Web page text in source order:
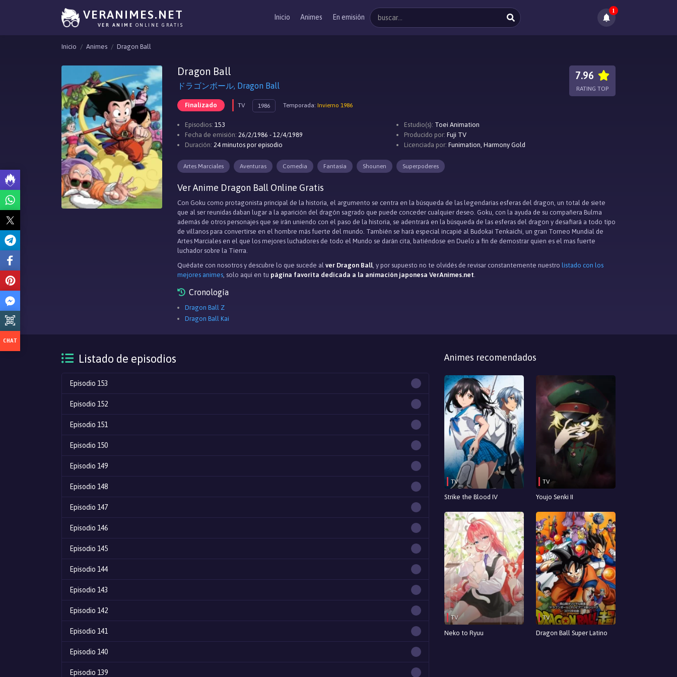
VERANIMES.NET
VER ANIME ONLINE GRATIS
Inicio Animes En emisión
1
Inicio Animes Dragon Ball
Dragon Ball
ドラゴンボール, Dragon Ball
Finalizado TV 1986 Temporada: Invierno 1986
7.96
RATING TOP
Episodios: 153
Fecha de emisión: 26/2/1986 - 12/4/1989
Duración: 24 minutos por episodio
Estudio(s): Toei Animation
Producido por: Fuji TV
Licenciada por: Funimation, Harmony Gold
Artes Marciales Aventuras Comedia Fantasía Shounen Superpoderes
Ver Anime Dragon Ball Online Gratis
Con Goku como protagonista principal de la historia, el argumento se centra en la búsqueda de las legendarias esferas del dragon, un total de siete
que al ser reunidas daban lugar a la aparición del dragón sagrado que puede conceder cualquier deseo. Goku, con la ayuda de su compañera Bulma
además de otros personajes que se irán uniendo con el paso de la historia, se adentrará en la búsqueda de las esferas del dragon y desafiará a todo tipo
de villanos para convertirse en el hombre más fuerte del mundo. También se hará especial incapié al Budokai Tenkaichi, un gran Torneo Mundial de
Artes Marciales en el que los mejores luchadores de todo el Mundo se darán cita, batiéndose en Duelo a fin de demostrar quien es el mas fuerte
luchador sobre la Tierra.
Quédate con nosotros y descubre lo que sucede al ver Dragon Ball, y por supuesto no te olvidés de revisar constantemente nuestro listado con los
mejores animes, solo aqui en tu página favorita dedicada a la animación japonesa VerAnimes.net.
Cronología
Dragon Ball Z
Dragon Ball Kai
Listado de episodios
Episodio 153
Episodio 152
Episodio 151
Episodio 150
Episodio 149
Episodio 148
Episodio 147
Episodio 146
Episodio 145
Episodio 144
Episodio 143
Episodio 142
Episodio 141
Episodio 140
Episodio 139
Animes recomendados
TV
Strike the Blood IV
TV
Youjo Senki II
TV
Neko to Ryuu
TV
Dragon Ball Super Latino